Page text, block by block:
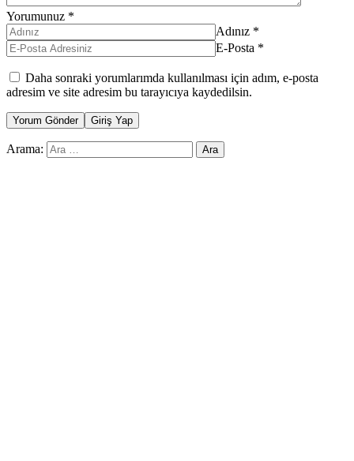
Yorumunuz *
Adınız *
E-Posta *
Daha sonraki yorumlarımda kullanılması için adım, e-posta
adresim ve site adresim bu tarayıcıya kaydedilsin.
Yorum Gönder Giriş Yap
Arama: